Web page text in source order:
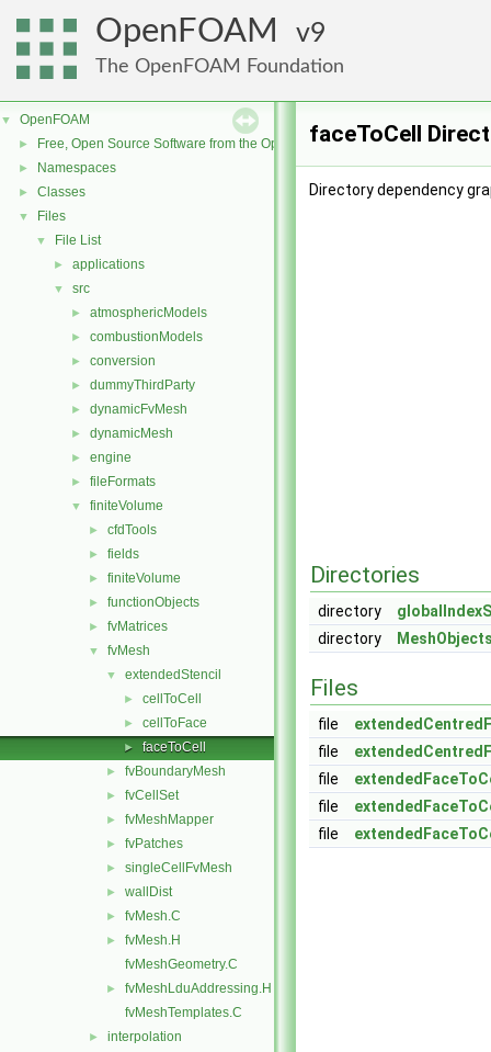
OpenFOAM 9
The OpenFOAM Foundation
▼ OpenFOAM
► Free, Open Source Software from the OpenFOAM Foundation
► Namespaces
► Classes
▼ Files
▼ File List
► applications
▼ src
► atmosphericModels
► combustionModels
► conversion
► dummyThirdParty
► dynamicFvMesh
► dynamicMesh
► engine
► fileFormats
▼ finiteVolume
► cfdTools
► fields
► finiteVolume
► functionObjects
► fvMatrices
▼ fvMesh
▼ extendedStencil
► cellToCell
► cellToFace
► faceToCell
► fvBoundaryMesh
► fvCellSet
► fvMeshMapper
► fvPatches
► singleCellFvMesh
► wallDist
► fvMesh.C
►
fvMesh.H
fvMeshGeometry.C
►
fvMeshLduAddressing.H
fvMeshTemplates.C
► interpolation
faceToCell
Directory dependency
Directories
directory
directory
Files
file
file
file
file
file